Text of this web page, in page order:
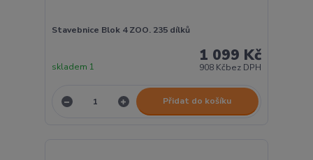
Stavebnice Blok 4 ZOO. 235 dílků
1 099 Kč
908 Kčbez DPH
skladem 1
Přidat do košíku